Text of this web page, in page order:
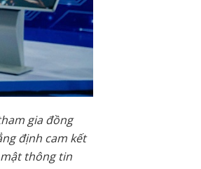
gia đồng
định cam kết
thông tin